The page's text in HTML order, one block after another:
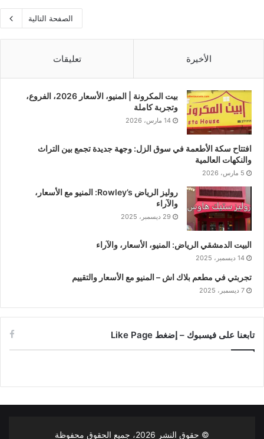
الصفحة التالية
الأخيرة تعليقات
بيت المكرونة | المنيو، الأسعار 2026، الفروع،
وتجربة كاملة
14 مارس، 2026
افتتاح سكة الأطعمة في سوق الزل: وجهة جديدة تجمع بين التراث
والنكهات العالمية
5 مارس، 2026
روليز الرياض Rowley’s: المنيو مع الأسعار،
والآراء
29 ديسمبر، 2025
البيت الدمشقي الرياض: المنيو، الأسعار، والآراء
14 ديسمبر، 2025
تجربتي في مطعم بلاك اش – المنيو مع الأسعار والتقييم
7 ديسمبر، 2025
تابعنا على فيسبوك – إضغط Like Page
© حقوق النشر 2026، جميع الحقوق محفوظة